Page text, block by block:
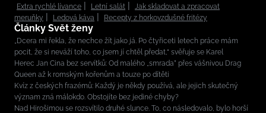
Extra rychlé lívance
Letní salát
Jak skladovat a zpracovat
meruňky
Ledová káva Recepty z horkovzdušné fritézy
Články Svět ženy
„Dcera mi řekla, že nechce žít jako já. Po čtyřiceti letech práce mám
pocit, že si neváží toho, co jsem jí chtěl předat,“ svěřuje se Karel
Herec Jan Cina bez servítků: Od malého „smrada” přes vášnivou Drag
Queen až k romským kořenům a touze po dítěti
Kvíz z českých frazémů: Každý je někdy používá, ale jejich skutečný
význam zná málokdo. Obstojíte bez jediné chyby?
Nad Hirošimou se rozsvítilo druhé slunce. To, co následovalo, bylo horší